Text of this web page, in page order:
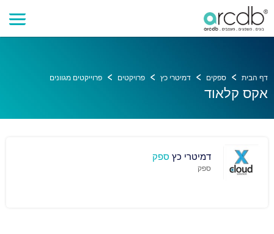
דף הבית ספקים דמיטרי כץ פרויקטים פרוייקטים מגוונים
אקס קלאוד
דמיטרי כץ ספק
ספק